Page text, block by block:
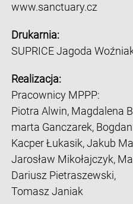
www.sanctuary.cz
Drukarnia:
SUPRICE Jagoda
Realizacja:
Pracownicy MPPP:
Piotra Alwin, Magdalena
marta Ganczarek,
Kacper Łukasik, Jakub
Jarosław Mikołajczyk,
Dariusz Pietraszewski,
Tomasz Janiak